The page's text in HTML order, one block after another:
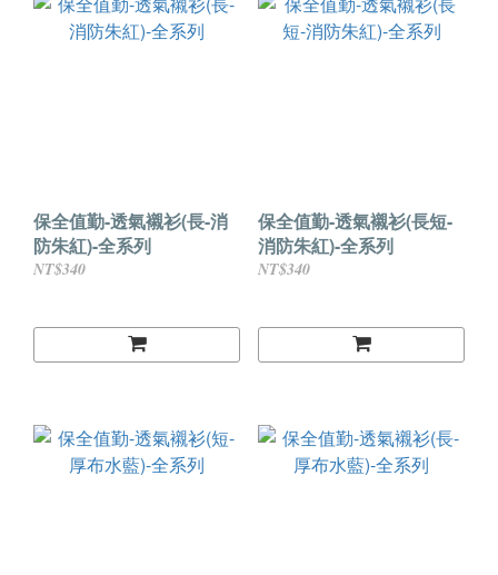
保全值勤-透氣襯衫(長-消
防朱紅)-全系列
NT$340
保全值勤-透氣襯衫(長短-
消防朱紅)-全系列
NT$340